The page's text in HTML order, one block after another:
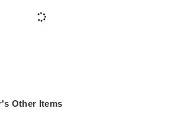
Other Items